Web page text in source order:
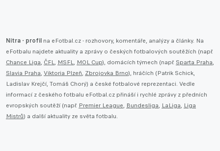
Nitra - profil na eFotbal.cz - rozhovory, komentáře, analýzy a články. Na
eFotbalu najdete aktuality a zprávy o českých fotbalových soutěžích (např.
Chance Liga, ČFL, MSFL, MOL Cup), domácích týmech (např. Sparta Praha,
Slavia Praha, Viktoria Plzeň, Zbrojovka Brno), hráčích (Patrik Schick,
Ladislav Krejčí, Tomáš Chorý) a české fotbalové reprezentaci. Vedle
informací z českého fotbalu eFotbal.cz přináší i rychlé zprávy z předních
evropských soutěží (např. Premier League, Bundesliga, LaLiga, Liga
Mistrů) a další aktuality ze světa fotbalu.